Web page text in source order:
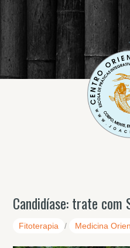
Candidíase: trate com
Fitoterapia / Medicina